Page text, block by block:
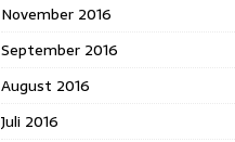
November 2016
September 2016
August 2016
Juli 2016